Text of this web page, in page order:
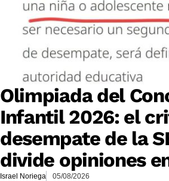
Olimpiada del
Infantil 2026: el
desempate de la
divide opiniones
Israel Noriega 05/08/2026